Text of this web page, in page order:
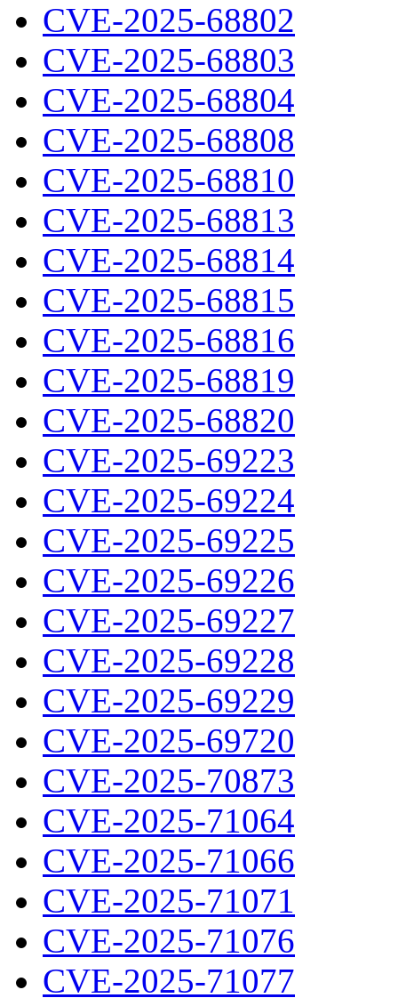
CVE-2025-68802
CVE-2025-68803
CVE-2025-68804
CVE-2025-68808
CVE-2025-68810
CVE-2025-68813
CVE-2025-68814
CVE-2025-68815
CVE-2025-68816
CVE-2025-68819
CVE-2025-68820
CVE-2025-69223
CVE-2025-69224
CVE-2025-69225
CVE-2025-69226
CVE-2025-69227
CVE-2025-69228
CVE-2025-69229
CVE-2025-69720
CVE-2025-70873
CVE-2025-71064
CVE-2025-71066
CVE-2025-71071
CVE-2025-71076
CVE-2025-71077